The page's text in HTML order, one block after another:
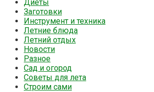
Диеты
Заготовки
Инструмент и техника
Летние блюда
Летний отдых
Новости
Разное
Сад и огород
Советы для лета
Строим сами